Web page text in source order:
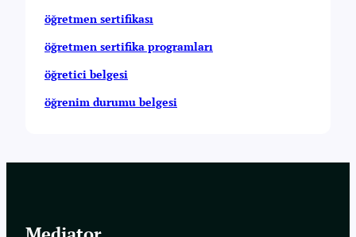
öğretmen sertifikası
öğretmen sertifika programları
öğretici belgesi
öğrenim durumu belgesi